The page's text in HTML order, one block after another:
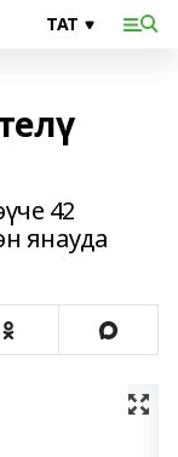
42
янауда